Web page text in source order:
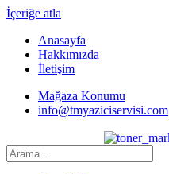
İçeriğe atla
Anasayfa
Hakkımızda
İletişim
Mağaza Konumu
info@tmyaziciservisi.com